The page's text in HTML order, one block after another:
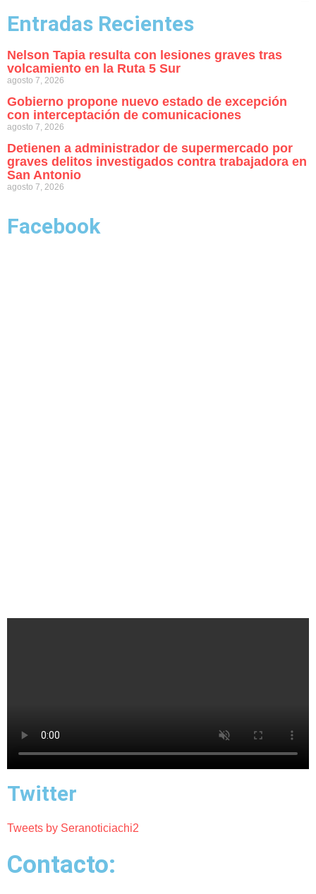
Entradas Recientes
Nelson Tapia resulta con lesiones graves tras
volcamiento en la Ruta 5 Sur
agosto 7, 2026
Gobierno propone nuevo estado de excepción
con interceptación de comunicaciones
agosto 7, 2026
Detienen a administrador de supermercado por
graves delitos investigados contra trabajadora en
San Antonio
agosto 7, 2026
Facebook
Twitter
Tweets by Seranoticiachi2
Contacto: